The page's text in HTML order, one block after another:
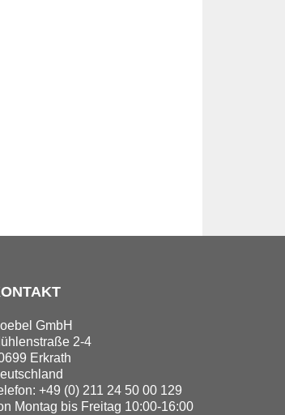
GmbH
2-4
Erkrath
+49 (0) 211 24 50 00 129
Montag bis Freitag 10:00-16:00